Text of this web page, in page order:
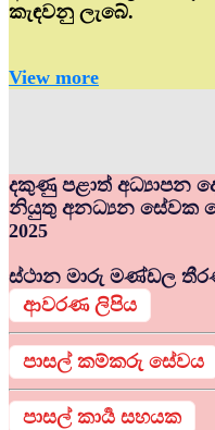
කැඳවනු ලැබේ.
View more
දකුණු පළාත් අධ්‍යාපන
නියුතු අනධ්‍යන සේවක
2025
ස්ථාන මාරු මණ්ඩල
ආවරණ ලිපිය
පාසල් කම්කරු සේවය
පාසල් කාර්‍ය සහයක